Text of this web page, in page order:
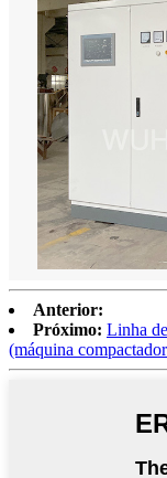
Anterior:
Próximo: Linha
(máquina